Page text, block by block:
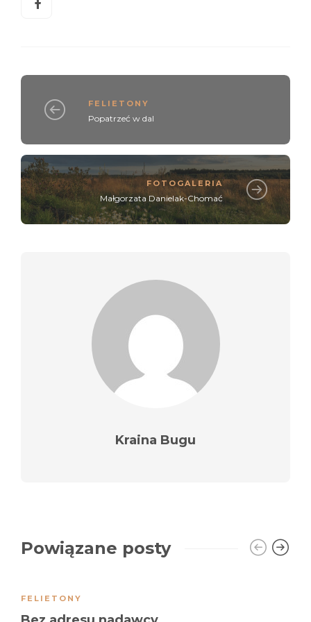
FELIETONY
Popatrzeć w dal
FOTOGALERIA
Małgorzata Danielak-Chomać
Kraina Bugu
Powiązane posty
FELIETONY